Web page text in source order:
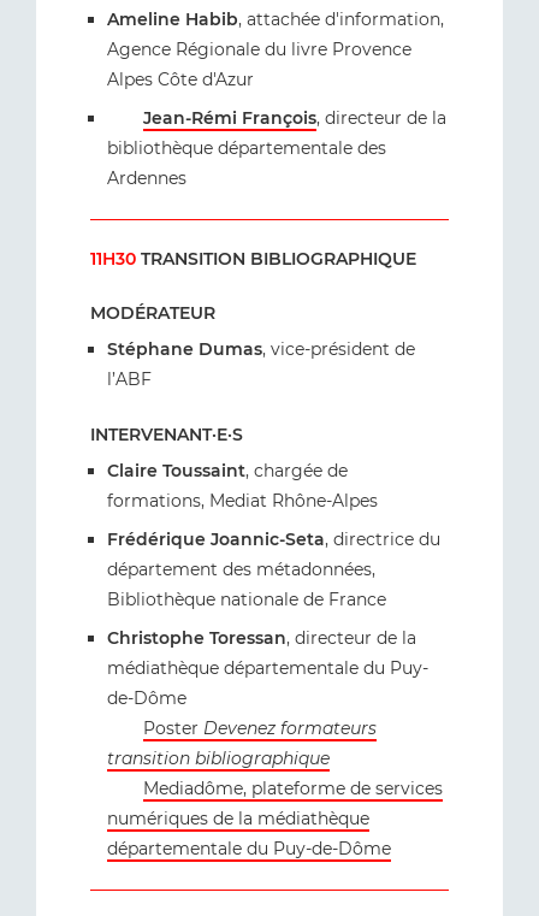
Ameline Habib, attachée d'information,
Agence Régionale du livre Provence
Alpes Côte d'Azur
Jean-Rémi François, directeur de la
bibliothèque départementale des
Ardennes
11H30 TRANSITION BIBLIOGRAPHIQUE
MODÉRATEUR
Stéphane Dumas, vice-président de
l’ABF
INTERVENANT·E·S
Claire Toussaint, chargée de
formations, Mediat Rhône-Alpes
Frédérique Joannic-Seta, directrice du
département des métadonnées,
Bibliothèque nationale de France
Christophe Toressan, directeur de la
médiathèque départementale du Puy-
de-Dôme
Poster Devenez formateurs
transition bibliographique
Mediadôme, plateforme de services
numériques de la médiathèque
départementale du Puy-de-Dôme